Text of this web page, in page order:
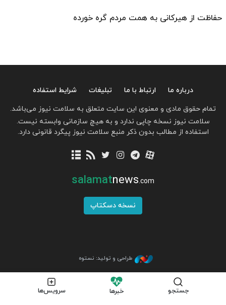
حفاظت از هیرکانی به همت مردم گره خورده
جستجو خبرها سرویس‌ها
درباره ما ارتباط با ما تبلیغات
شرایط استفاده
تمام حقوق مادی و معنوی این سایت متعلق به سلامت نیوز می‌باشد.
سلامت نیوز نسخه چاپی ندارد و به هیچ سازمانی وابسته نیست.
استفاده از مطالب بدون ذکر منبع سلامت نیوز پیگرد قانونی دارد.
salamatnews.com
نسخه دسکتاپ
طراحی و تولید: نستوه